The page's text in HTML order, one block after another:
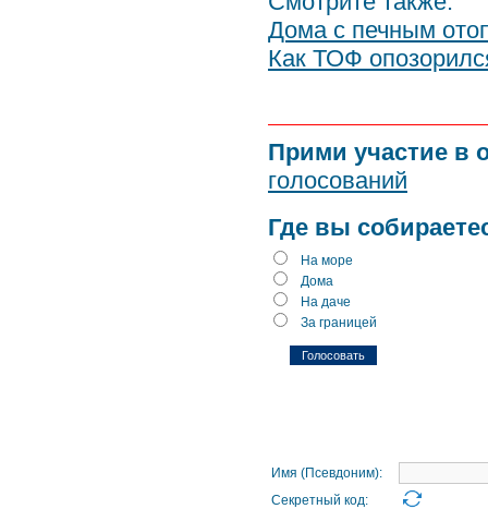
Дома с печным
Как ТОФ
Прими участие в
голосований
Где вы
На море
Дома
На даче
За границей
Имя (Псевдоним):
Секретный код: